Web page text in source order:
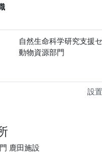
自然生命科学研究支援
動物資源部門
設
鹿田施設